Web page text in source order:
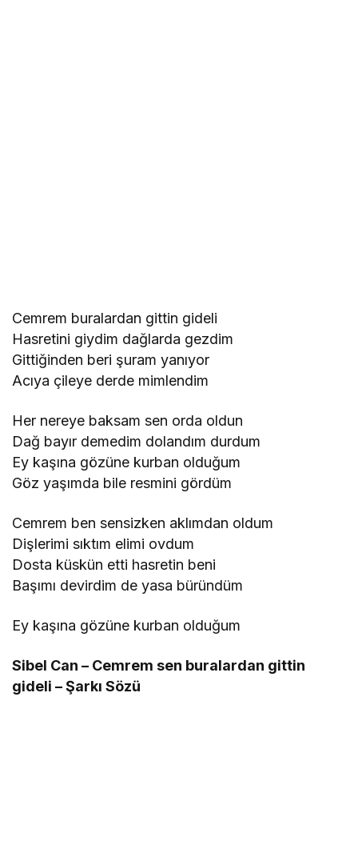
Cemrem buralardan gittin gideli
Hasretini giydim dağlarda gezdim
Gittiğinden beri şuram yanıyor
Acıya çileye derde mimlendim
Her nereye baksam sen orda oldun
Dağ bayır demedim dolandım durdum
Ey kaşına gözüne kurban olduğum
Göz yaşımda bile resmini gördüm
Cemrem ben sensizken aklımdan oldum
Dişlerimi sıktım elimi ovdum
Dosta küskün etti hasretin beni
Başımı devirdim de yasa büründüm
Ey kaşına gözüne kurban olduğum
Sibel Can – Cemrem sen buralardan gittin
gideli – Şarkı Sözü